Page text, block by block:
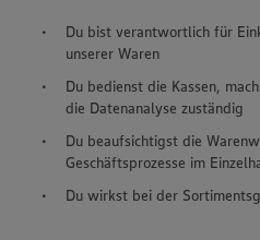
Du bist verantwortlich für
unserer Waren
Du bedienst die Kassen,
die Datenanalyse zuständig
Du beaufsichtigst die
Geschäftsprozesse im
Du wirkst bei der